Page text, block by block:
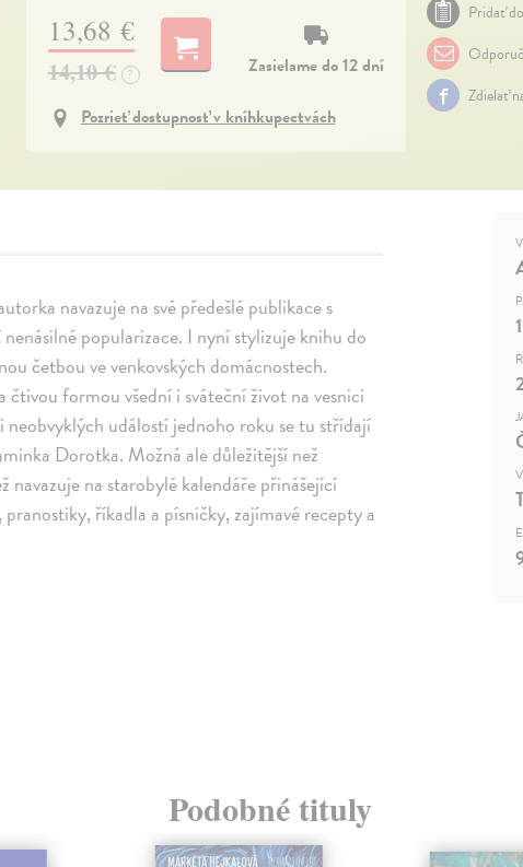
13,68 €
14,10 € ?
Zasielame do 12 dní
Pozrieť dostupnosť v kníhkupectvách
Pridať
Zdielať
navazuje na své předešlé publikace s
popularizace. I nyní stylizuje knihu do
četbou ve venkovských domácnostech.
formou všední i sváteční život na vesnici
událostí jednoho roku se tu střídají
Dorotka. Možná ale důležitější než
navazuje na starobylé kalendáře přinášející
říkadla a písničky, zajímavé recepty a
Podobné tituly